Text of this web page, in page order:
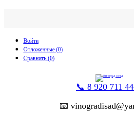
Войти
Отложенные (0)
Сравнить (0)
📞 8 920 711
📧